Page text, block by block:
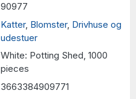
90977
Katter, Blomster, Drivhuse og
udestuer
White: Potting Shed, 1000
pieces
3663384909771